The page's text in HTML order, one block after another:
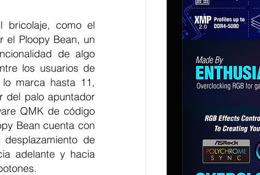
bricolaje, como el
el Ploopy Bean, un
de algo
los usuarios de
marca hasta 11,
del palo apuntador
QMK de código
Bean cuenta con
de
adelante y hacia